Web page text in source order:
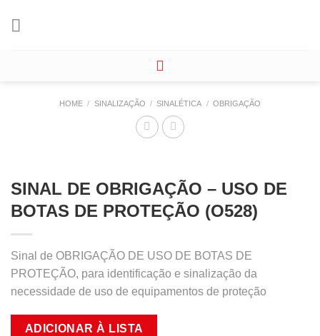
HOME / SINALIZAÇÃO / SINALÉTICA / OBRIGAÇÃO
SINAL DE OBRIGAÇÃO – USO DE
BOTAS DE PROTEÇÃO (O528)
Sinal de OBRIGAÇÃO DE USO DE BOTAS DE
PROTEÇÃO, para identificação e sinalização da
necessidade de uso de equipamentos de proteção
ADICIONAR À LISTA